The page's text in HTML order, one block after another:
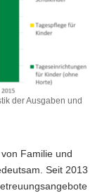
der Ausgaben und
Familie und
Seit 2013